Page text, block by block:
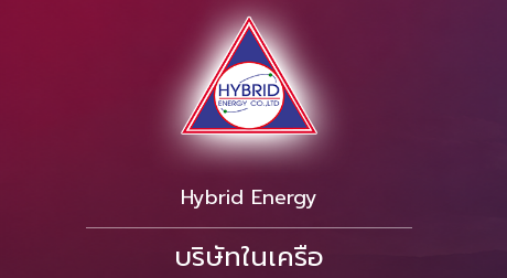
Hybrid Energy
บริษัทในเครือ